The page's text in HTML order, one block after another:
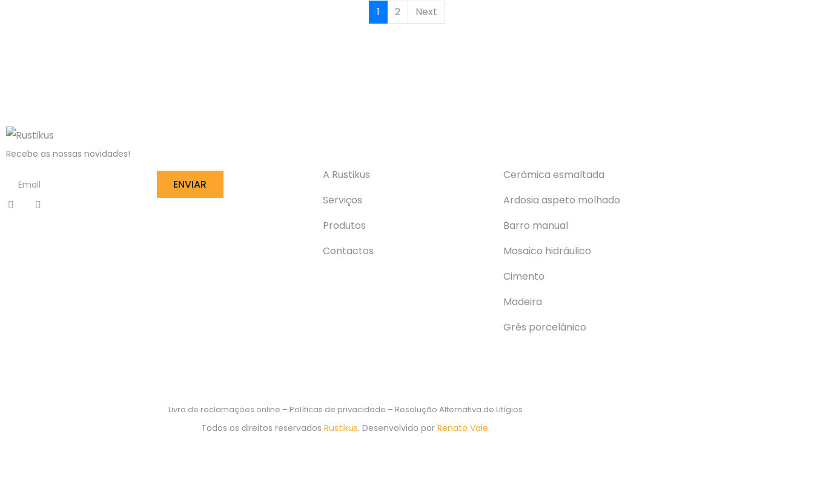
1 2 Next
Recebe as nossas novidades!
ENVIAR
A Rustikus
Serviços
Produtos
Contactos
Cerâmica esmaltada
Ardosia aspeto molhado
Barro manual
Mosaico hidráulico
Cimento
Madeira
Grés porcelânico
Livro de reclamações online – Políticas de privacidade – Resolução Alternativa de Litígios
Todos os direitos reservados Rustikus. Desenvolvido por Renato Vale.